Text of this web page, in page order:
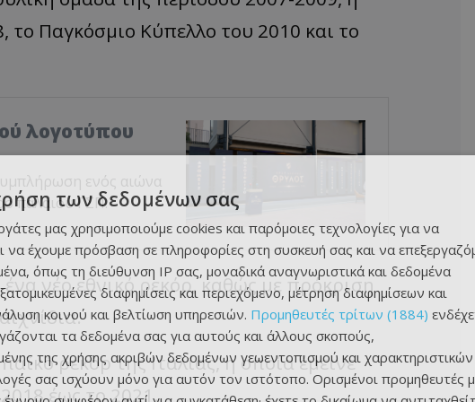
το Παγκόσμιο Κύπελλο του 2010 και το
λογοτύπου
ενός αιώνα
παλαιού ΓΣΠ.
νέο εθνικό ρεκόρ, καθώς με πρόκριση
ρεκόρ της Ιταλίας, η οποία έμεινε
έως το 2021.
των δεδομένων σας
μας χρησιμοποιούμε cookies και παρόμοιες τεχνολογίες για να
να έχουμε πρόσβαση σε πληροφορίες στη συσκευή σας και να
όπως τη διεύθυνση IP σας, μοναδικά αναγνωριστικά και δεδομένα
διαφημίσεις και περιεχόμενο, μέτρηση διαφημίσεων και
κοινού και βελτίωση υπηρεσιών. Προμηθευτές τρίτων (1884)
τα δεδομένα σας για αυτούς και άλλους σκοπούς,
της χρήσης ακριβών δεδομένων γεωεντοπισμού και χαρακτηριστικών
σας ισχύουν μόνο για αυτόν τον ιστότοπο. Ορισμένοι προμηθευτές